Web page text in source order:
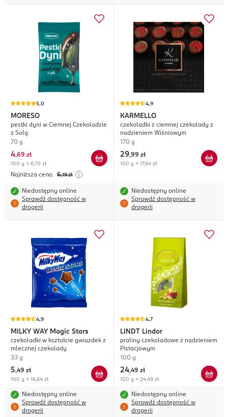
5,0
MORESO
pestki dyni w Ciemnej Czekoladzie
z Solą
70 g
4,69 zł
100 g = 6,70 zł
Najniższa cena: 6,19 zł
Niedostępny online
Sprawdź dostępność w
drogerii
4,9
KARMELLO
czekoladki z ciemnej czekolady z
nadzieniem Wiśniowym
170 g
29,99 zł
100 g = 17,64 zł
Niedostępny online
Sprawdź dostępność w
drogerii
4,9
MILKY WAY Magic Stars
czekoladki w kształcie gwiazdek z
mlecznej czekolady
33 g
5,49 zł
100 g = 16,64 zł
Niedostępny online
Sprawdź dostępność w
drogerii
4,7
LINDT Lindor
praliny czekoladowe z nadzieniem
Pistacjowym
100 g
24,49 zł
100 g = 24,49 zł
Niedostępny online
Sprawdź dostępność w
drogerii